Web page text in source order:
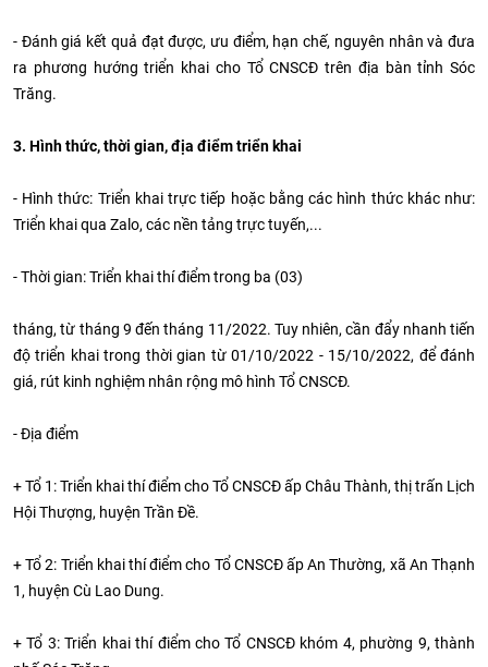
- Đánh giá kết quả đạt được, ưu điểm, hạn chế, nguyên nhân và đưa
ra phương hướng triển khai cho Tổ CNSCĐ trên địa bàn tỉnh Sóc
Trăng.
3. Hình thức, thời gian, địa điểm triển khai
- Hình thức: Triển khai trực tiếp hoặc bằng các hình thức khác như:
Triển khai qua Zalo, các nền tảng trực tuyến,...
- Thời gian: Triển khai thí điểm trong ba (03)
tháng, từ tháng 9 đến tháng 11/2022. Tuy nhiên, cần đẩy nhanh tiến
độ triển khai trong thời gian từ 01/10/2022 - 15/10/2022, để đánh
giá, rút kinh nghiệm nhân rộng mô hình Tổ CNSCĐ.
- Địa điểm
+ Tổ 1: Triển khai thí điểm cho Tổ CNSCĐ ấp Châu Thành, thị trấn Lịch
Hội Thượng, huyện Trần Đề.
+ Tổ 2: Triển khai thí điểm cho Tổ CNSCĐ ấp An Thường, xã An Thạnh
1, huyện Cù Lao Dung.
+ Tổ 3: Triển khai thí điểm cho Tổ CNSCĐ khóm 4, phường 9, thành